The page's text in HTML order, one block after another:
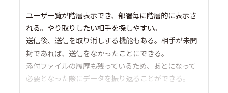
ユーザ一覧が階層表示でき、部署毎に階層的に表示さ
れる。やり取りしたい相手を探しやすい。
送信後、送信を取り消しする機能もある。相手が未開
封であれば、送信をなかったことにできる。
添付ファイルの履歴も残っているため、あとになって
必要となった際にデータを振り返ることができる。